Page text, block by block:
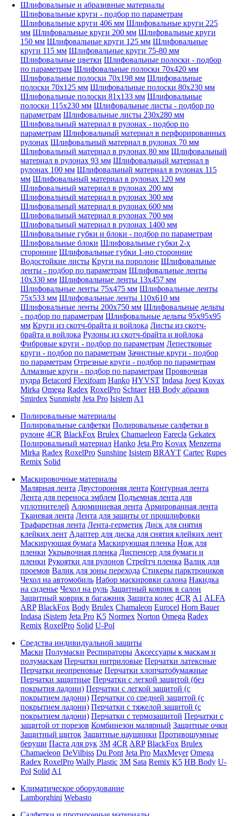
Шлифовальные и абразивные материалы
Шлифовальные круги - подбор по параметрам
Шлифовальные круги 406 мм Шлифовальные круги 225
мм Шлифовальные круги 200 мм Шлифовальные круги
150 мм Шлифовальные круги 125 мм Шлифовальные
круги 115 мм Шлифовальные круги 75-80 мм
Шлифовальные цветки Шлифовальные полоски - подбор
по параметрам Шлифовальные полоски 70x420 мм
Шлифовальные полоски 70x198 мм Шлифовальные
полоски 70x125 мм Шлифовальные полоски 80x230 мм
Шлифовальные полоски 81x133 мм Шлифовальные
полоски 115x230 мм Шлифовальные листы - подбор по
параметрам Шлифовальные листы 230x280 мм
Шлифовальный материал в рулонах - подбор по
параметрам Шлифовальный материал в перфорированных
рулонах Шлифовальный материал в рулонах 70 мм
Шлифовальный материал в рулонах 80 мм Шлифовальный
материал в рулонах 93 мм Шлифовальный материал в
рулонах 100 мм Шлифовальный материал в рулонах 115
мм Шлифовальный материал в рулонах 120 мм
Шлифовальный материал в рулонах 200 мм
Шлифовальный материал в рулонах 300 мм
Шлифовальный материал в рулонах 600 мм
Шлифовальный материал в рулонах 700 мм
Шлифовальный материал в рулонах 1400 мм
Шлифовальные губки и блоки - подбор по параметрам
Шлифовальные блоки Шлифовальные губки 2-х
сторонние Шлифовальные губки 1-но сторонние
Водостойкие листы Круги на поролоне Шлифовальные
ленты - подбор по параметрам Шлифовальные ленты
10x330 мм Шлифовальные ленты 13x457 мм
Шлифовальные ленты 75x475 мм Шлифовальные ленты
75x533 мм Шлифовальные ленты 110x610 мм
Шлифовальные ленты 200x750 мм Шлифовальные дельты
- подбор по параметрам Шлифовальные дельты 95x95x95
мм Круги из скотч-брайта и войлока Листы из скотч-
брайта и войлока Рулоны из скотч-брайта и войлока
Фибровые круги - подбор по параметрам Лепестковые
круги - подбор по параметрам Зачистные круги - подбор
по параметрам Отрезные круги - подбор по параметрам
Алмазные круги - подбор по параметрам Проявочная
пудра Betacord Flexifoam Hanko HYVST Indasa Joest Kovax
Mirka Omega Radex RoxelPro Schtaer HB Body абразив
Smirdex Sunmight Jeta Pro Isistem A1
Полировальные материалы
Полировальные салфетки Полировальные салфетки в
рулоне 4CR BlackFox Brulex Chamaeleon Farecla Gekatex
Полировальный материал Hanko Jeta Pro Kovax Menzerna
Mirka Radex RoxelPro Sunshine Isistem BRAYT Cartec Rupes
Remix Solid
Маскировочные материалы
Малярная лента Двусторонняя лента Контурная лента
Лента для переноса эмблем Подъемная лента для
уплотнителей Алюминиевая лента Армированная лента
Тканевая лента Лента для защиты от прошлифовки
Трафаретная лента Лента-герметик Диск для снятия
клейких лент Адаптер для диска для снятия клейких лент
Маскирующая бумага Маскирующая пленка Нож для
пленки Укрывочная пленка Диспенсер для бумаги и
пленки Рукоятки для рулонов Стрейтч пленка Валик для
проемов Валик для зоны перехода Стикеры парктроников
Чехол на автомобиль Набор маскировки салона Накидка
на сиденье Чехол на руль Защитный коврик в салон
Защитный коврик в багажник Защита колес 4CR A1 ALFA
ARP BlackFox Body Brulex Chamaleon Eurocel Horn Bauer
Indasa iSistem Jeta Pro K5 Normex Norton Omega Radex
Remix RoxelPro Solid U-Pol
Средства индивидуальной защиты
Маски Полумаски Респираторы Аксессуары к маскам и
полумаскам Перчатки нитриловые Перчатки латексные
Перчатки неопреновые Перчатки хлопчатобумажные
Перчатки защитные Перчатки с легкой защитой (без
покрытия ладони) Перчатки с легкой защитой (с
покрытием ладони) Перчатки со средней защитой (с
покрытием ладони) Перчатки с тяжелой защитой (с
покрытием ладони) Перчатки с термозащитой Перчатки с
защитой от порезов Комбинезон малярный Защитные очки
Защитный щиток Защитные наушники Противошумные
беруши Паста для рук 3M 4CR ARP BlackFox Brulex
Chamaeleon DeVilbiss Du Pont Jeta Pro MaxMeyer Omega
Radex RoxelPro Wally Plastic 3M Sata Remix K5 HB Body U-
Pol Solid A1
Климатическое оборудование
Lamborghini Webasto